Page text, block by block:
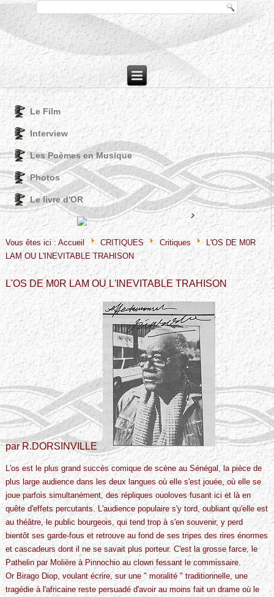
Le Film
Interview
Les Poèmes en Musique
Photos
Le livre d'OR
© FreeJoomla! 3 Modules - by VinaGecko.com
Vous êtes ici :Accueil CRITIQUES Critiques
L'OS DE M0R
LAM OU L'INEVITABLE TRAHISON
L'OS DE M0R LAM OU L'INEVITABLE TRAHISON
par R.DORSINVILLE
L'os est le plus grand succès comique de scène au Sénégal, la pièce de
plus large audience dans les deux langues où elle s'est jouée, où elle se
joue parfois simultanément, des répliques ouoloves fusant ici et là en
quête d'effets percutants. L'audience populaire s'y tord, oubliant qu'elle est
au théâtre, le public bourgeois, qui tend trop à s'en souvenir, y perd
bientôt ses garde-fous et retrouve au fond de ses tripes des rires énormes
et cascadeurs dont il ne se savait plus porteur. C'est la grosse farce, le
Pathelin par Molière à Pinnochio au clown fessant le commissaire.
Or Birago Diop, voulant écrire, sur une " moralité " traditionnelle, une
tragédie à l'africaine reste persuadé d'avoir au moins fait un drame où le